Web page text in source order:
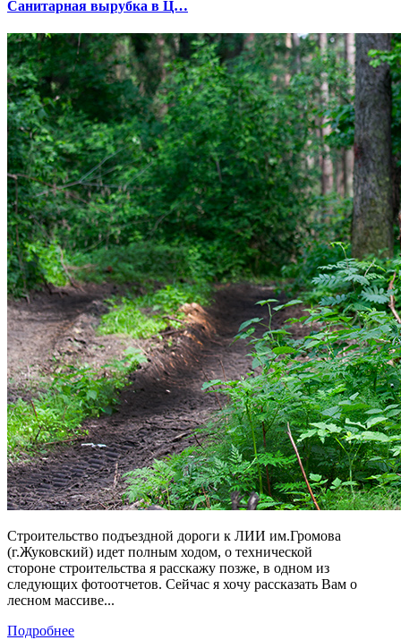
Санитарная вырубка в Ц…
Строительство подъездной дороги к ЛИИ им.Громова
(г.Жуковский) идет полным ходом, о технической
стороне строительства я расскажу позже, в одном из
следующих фотоотчетов. Сейчас я хочу рассказать Вам о
лесном массиве...
Подробнее